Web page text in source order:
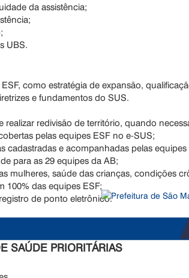
da assistência;
UBS.
como estratégia de expansão,
e fundamentos do SUS.
realizar redivisão de território, quando
pelas equipes ESF no e-SUS;
cadastradas e acompanhadas pelas equipes
para as 29 equipes da AB;
mulheres, saúde das crianças, condições
100% das equipes ESF;
de ponto eletrônico.
SAÚDE PRIORITÁRIAS